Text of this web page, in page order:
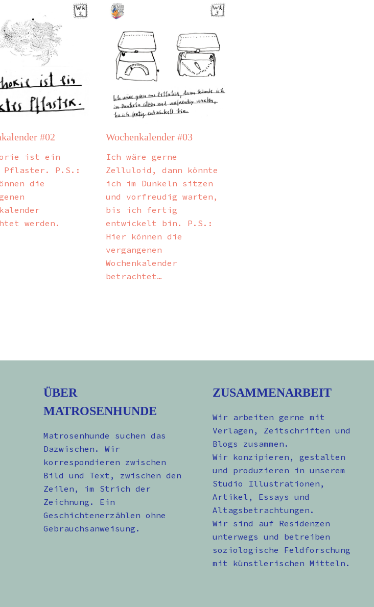
#02
ist ein
Pflaster. P.S.:
die
werden.
Wochenkalender #03
Ich wäre gerne
Zelluloid, dann könnte
ich im Dunkeln sitzen
und vorfreudig warten,
bis ich fertig
entwickelt bin. P.S.:
Hier können die
vergangenen
Wochenkalender
betrachtet…
ÜBER
MATROSENHUNDE
Matrosenhunde suchen das
Dazwischen. Wir
korrespondieren zwischen
Bild und Text, zwischen den
Zeilen, im Strich der
Zeichnung. Ein
Geschichtenerzählen ohne
Gebrauchsanweisung.
ZUSAMMENARBEIT
Wir arbeiten gerne mit
Verlagen, Zeitschriften und
Blogs zusammen.
Wir konzipieren, gestalten
und produzieren in unserem
Studio Illustrationen,
Artikel, Essays und
Altagsbetrachtungen.
Wir sind auf Residenzen
unterwegs und betreiben
soziologische Feldforschung
mit künstlerischen Mitteln.